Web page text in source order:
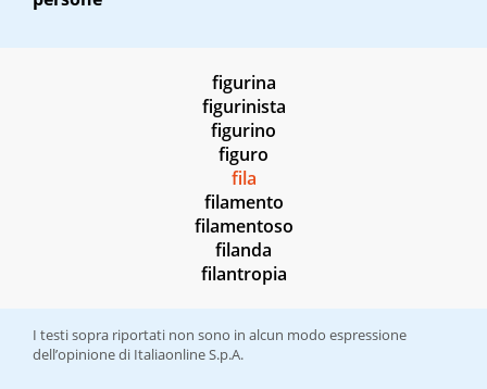
figurina
figurinista
figurino
figuro
fila
filamento
filamentoso
filanda
filantropia
I testi sopra riportati non sono in alcun modo espressione
dell’opinione di Italiaonline S.p.A.